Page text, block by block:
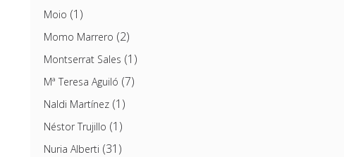
Moio (1)
Momo Marrero (2)
Montserrat Sales (1)
Mª Teresa Aguiló (7)
Naldi Martínez(1)
Néstor Trujillo (1)
Nuria Alberti (31)